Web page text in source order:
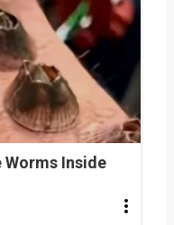
Worms Inside